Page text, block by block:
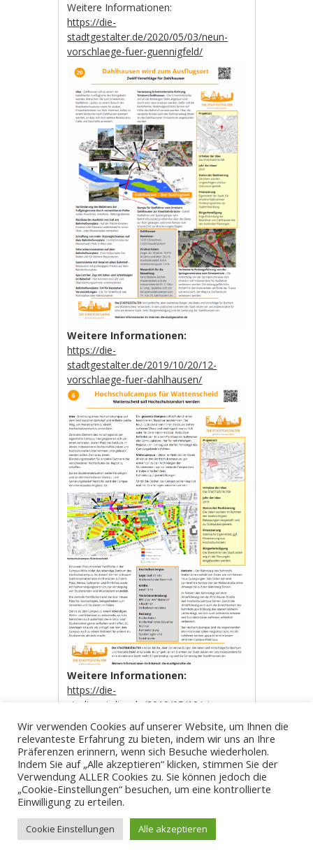
Weitere Informationen:
https://die-
stadtgestalter.de/2020/05/03/neun-
vorschlaege-fuer-guennigfeld/
Weitere Informationen:
https://die-
stadtgestalter.de/2019/10/20/12-
vorschlaege-fuer-dahlhausen/
Weitere Informationen:
https://die-
stadtgestalter.de/2019/05/19/ein-
hochschulcampus-fuer-wattenscheid/
Wir verwenden Cookies auf unserer Website, um Ihnen die
relevanteste Erfahrung zu bieten, indem wir uns an Ihre
Präferenzen erinnern, wenn sich Besuche wiederholen.
Indem Sie auf „Alle akzeptieren“ klicken, stimmen Sie der
Verwendung ALLER Cookies zu. Sie können jedoch die
„Cookie-Einstellungen“ besuchen, um eine kontrollierte
Einwilligung zu erteilen.
Cookie Einstellungen Alle akzeptieren